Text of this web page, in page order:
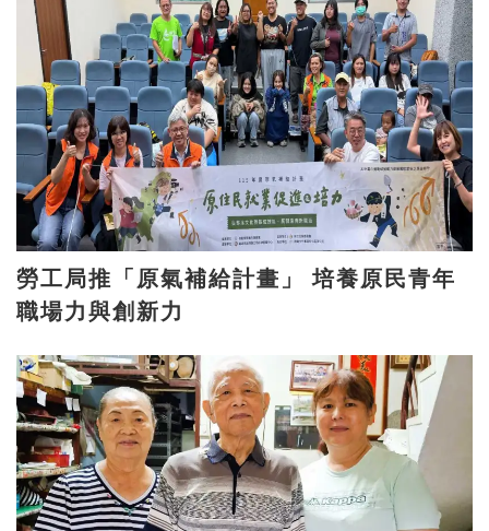
勞工局推「原氣補給計畫」 培養原民青年
職場力與創新力